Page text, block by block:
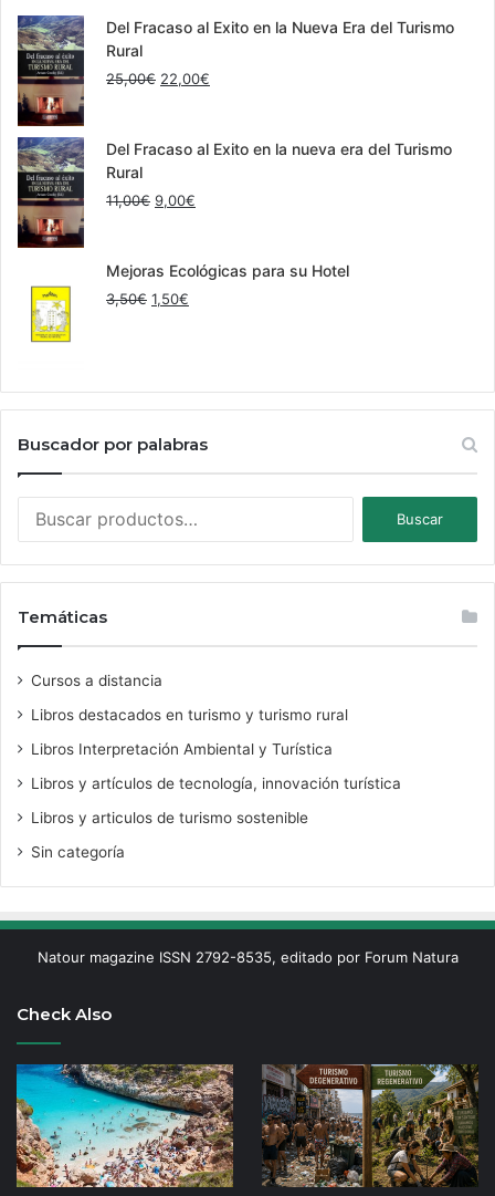
Del Fracaso al Exito en la Nueva Era del Turismo
Rural
25,00€ El
era:
22,00€
es:
Del Fracaso al Exito en la nueva era del Turismo
Rural
11,00€ El
era:
11,00€.
9,00€
es:
Mejoras Ecológicas para su Hotel
3,50€ El
3,50€.
1,50€
1,50€.
Buscador por palabras
por:
Buscar
Temáticas
Cursos a distancia
Libros destacados en turismo y turismo rural
Libros Interpretación Ambiental y Turística
Libros y artículos de tecnología, innovación turística
Libros y articulos de turismo sostenible
Sin categoría
Natour magazine ISSN 2792-8535, editado por Forum Natura
Check Also